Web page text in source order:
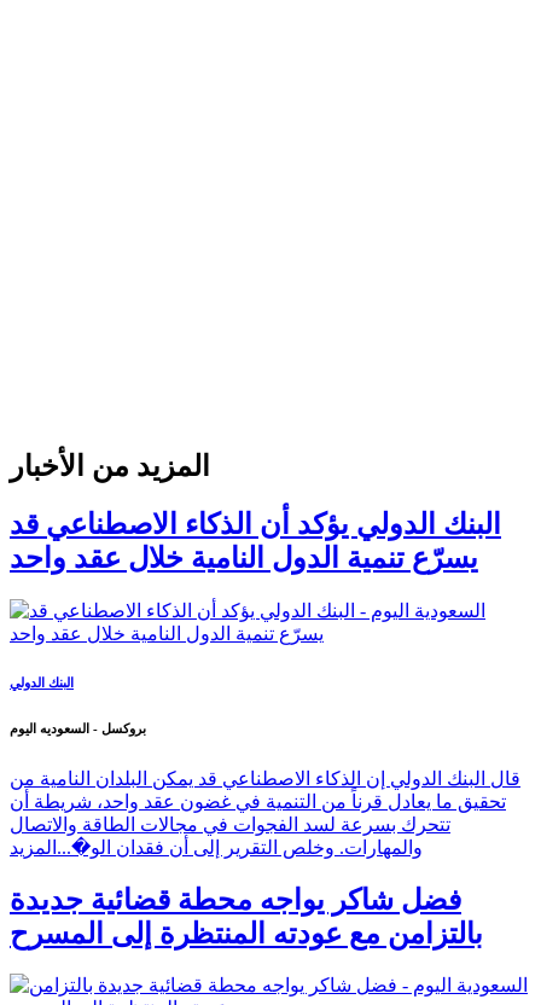
المزيد من الأخبار
البنك الدولي يؤكد أن الذكاء الاصطناعي قد
يسرّع تنمية الدول النامية خلال عقد واحد
البنك الدولي
بروكسل - السعوديه اليوم
قال البنك الدولي إن الذكاء الاصطناعي قد يمكن البلدان النامية من
تحقيق ما يعادل قرناً من التنمية في غضون عقد واحد، شريطة أن
تتحرك بسرعة لسد الفجوات في مجالات الطاقة والاتصال
والمهارات. وخلص التقرير إلى أن فقدان الو�... المزيد
فضل شاكر يواجه محطة قضائية جديدة
بالتزامن مع عودته المنتظرة إلى المسرح